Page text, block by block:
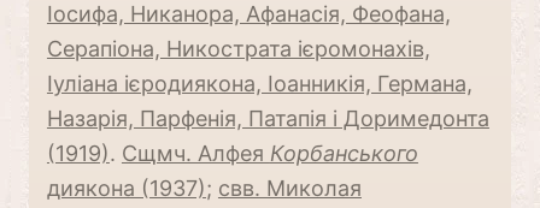
Іосифа, Никанора, Афанасія, Феофана,
Серапіона, Никострата ієромонахів,
Іуліана ієродиякона, Іоанникія, Германа,
Назарія, Парфенія, Патапія і Доримедонта
(1919). Сщмч. Алфея Корбанського
диякона (1937); свв. Миколая